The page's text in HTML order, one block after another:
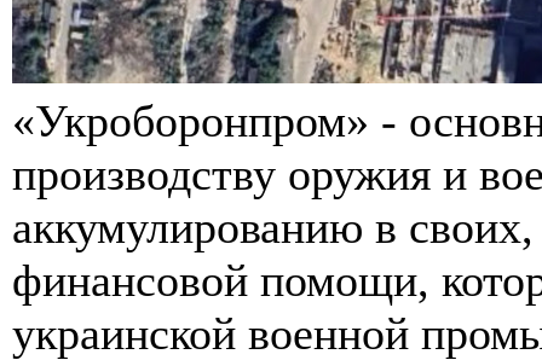
«Укроборонпром» -
производству оружия и
аккумулированию в
финансовой помощи,
украинской военной